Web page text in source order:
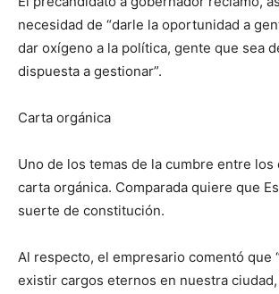
necesidad de “darle la oportunidad a
dar oxígeno a la política, gente que sea
dispuesta a gestionar”.
Carta orgánica
Uno de los temas de la cumbre entre
carta orgánica. Comparada quiere que
suerte de constitución.
Al respecto, el empresario comentó que
existir cargos eternos en nuestra